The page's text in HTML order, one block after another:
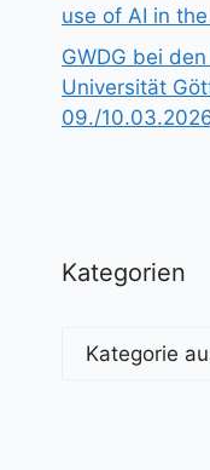
use of AI in
GWDG bei
Universität
09./
Kategorien
Kategorien